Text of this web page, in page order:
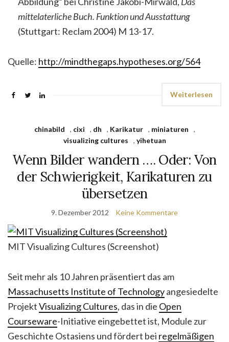
mittelaterliche Buch. Funktion und Ausstattung
(Stuttgart: Reclam 2004) M 13-17.
Quelle: http://mindthegaps.hypotheses.org/564
Weiterlesen
chinabild , cixi , dh , Karikatur , miniaturen
,
visualizing cultures
, yihetuan
Wenn Bilder wandern …. Oder: Von
der Schwierigkeit, Karikaturen zu
übersetzen
9. Dezember 2012 Keine Kommentare
MIT Visualizing Cultures (Screenshot)
Seit mehr als 10 Jahren präsentiert das am
Massachusetts Institute of Technologyangesiedelte
ProjektVisualizing Cultures, das in die Open
Courseware-Initiative eingebettet ist, Module zur
Geschichte Ostasiens und fördert bei regelmäßigen